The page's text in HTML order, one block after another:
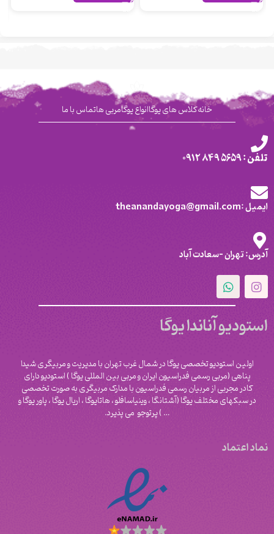
خانهکلاس های یوگاانواع یوگامربی هاتماس با ما
تلفن : 5659 849 0912
ایمیل :theanandayoga@gmail.com
آدرس: تهران -سعادت آباد
استودیو آناندا یوگا
اولین استودیو تخصصی یوگا در شمال غرب تهران با مدیریت و مربیگری شیدا
پناهی (مربی رسمی فدراسیون ایران و مربی بین المللی یوگا ) استودیو دارای
کادر مجربی از مربیان رسمی فدراسیون با مدارک مربیگری به صورت تخصصی
در سبکهای مختلف یوگا (آشتانگا ، وینیاسافلو ، هاتایوگا ، اریال یوگا ، پاور یوگا و
‌… ) پرتوجو می پذیرد.
نماد اعتماد